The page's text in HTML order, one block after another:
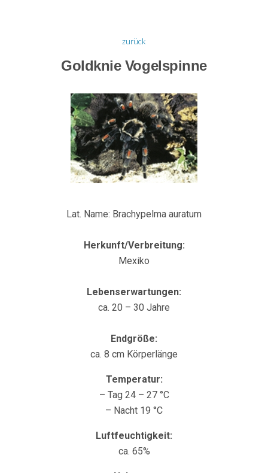
zurück
Goldknie Vogelspinne
Lat. Name: Brachypelma auratum
Herkunft/Verbreitung:
Mexiko
Lebenserwartungen:
ca. 20 – 30 Jahre
Endgröße:
ca. 8 cm Körperlänge
Temperatur:
– Tag 24 – 27 °C
– Nacht 19 °C
Luftfeuchtigkeit:
ca. 65%